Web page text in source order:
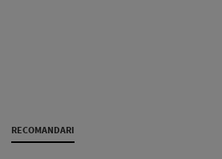
RECOMANDARI